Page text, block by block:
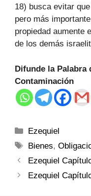
18) busca evitar
pero más
propiedad aumente
de los demás
Difunde la Palabra
Contaminación
Ezequiel
Bienes,
Ezequiel
Ezequiel